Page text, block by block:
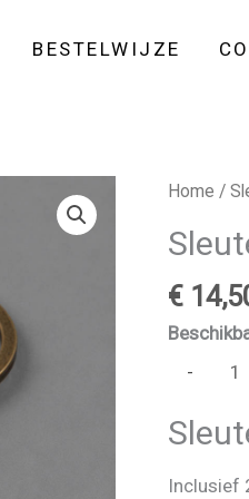
BESTELWIJZE
Home /
€
-
Chill
aantal
Inclusief